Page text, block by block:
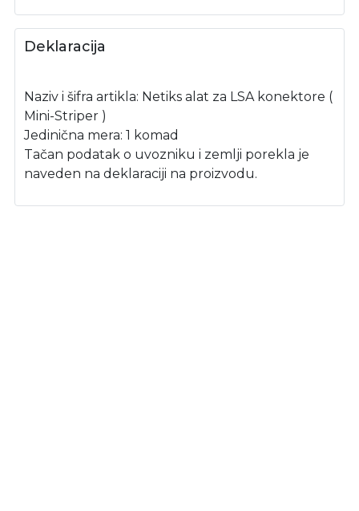
Deklaracija
Naziv i šifra artikla: Netiks alat za LSA konektore (
Mini-Striper )
Jedinična mera: 1 komad
Tačan podatak o uvozniku i zemlji porekla je
naveden na deklaraciji na proizvodu.